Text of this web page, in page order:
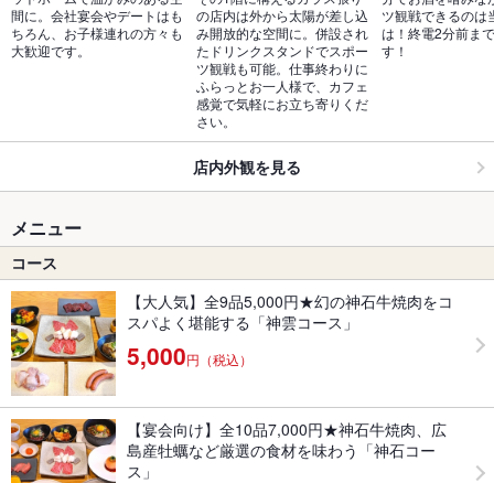
間に。会社宴会やデートはも
ちろん、お子様連れの方々も
大歓迎です。
の店内は外から太陽が差し込
み開放的な空間に。併設され
たドリンクスタンドでスポー
ツ観戦も可能。仕事終わりに
ふらっとお一人様で、カフェ
感覚で気軽にお立ち寄りくだ
さい。
ツ観戦できるのは
は！終電2分前ま
す！
店内外観を見る
メニュー
コース
【大人気】全9品5,000円★幻の神石牛焼肉をコ
スパよく堪能する「神雲コース」
5,000円（税込）
【宴会向け】全10品7,000円★神石牛焼肉、広
島産牡蠣など厳選の食材を味わう「神石コー
ス」